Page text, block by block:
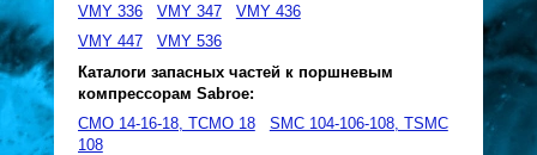
VMY 336
VMY 347
VMY 436
VMY 447
VMY 536
Каталоги запасных частей к поршневым
компрессорам Sabroe:
CMO 14-16-18, TCMO 18
SMC 104-106-108, TSMC
108